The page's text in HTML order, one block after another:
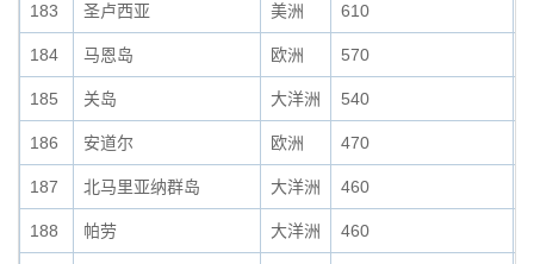
183 圣卢西亚 美洲 610
184 马恩岛 欧洲 570
185 关岛 大洋洲 540
186 安道尔 欧洲 470
187 北马里亚纳群岛 大洋洲 460
188 帕劳 大洋洲 460